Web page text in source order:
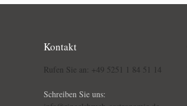
Kontakt
Rufen Sie an: +49 5251 1 84 51 14
Schreiben Sie uns: